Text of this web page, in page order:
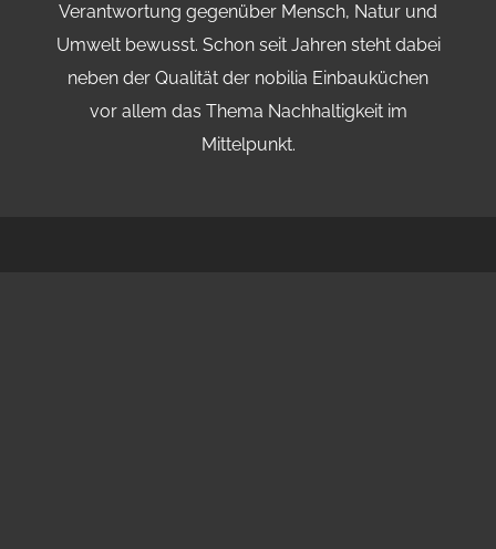
Verantwortung gegenüber Mensch, Natur und
Umwelt bewusst. Schon seit Jahren steht dabei
neben der Qualität der nobilia Einbauküchen
vor allem das Thema Nachhaltigkeit im
Mittelpunkt.